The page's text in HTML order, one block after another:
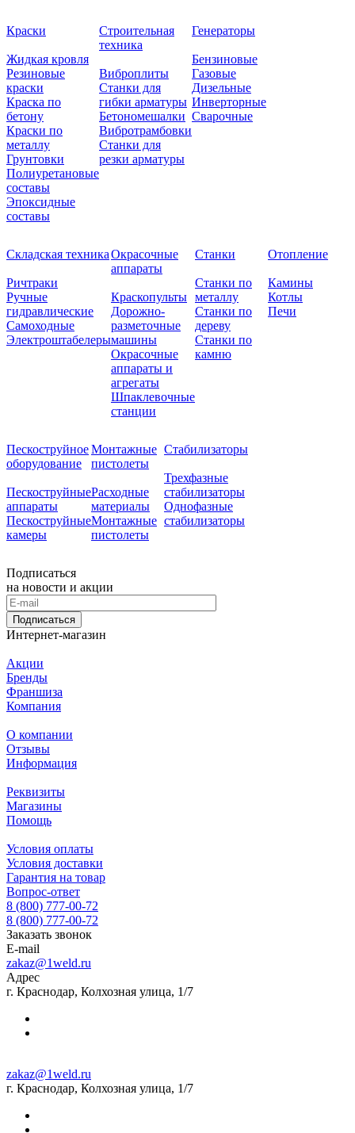
Краски
Жидкая кровля
Резиновые
краски
Краска по
бетону
Краски по
металлу
Грунтовки
Полиуретановые
составы
Эпоксидные
составы
Строительная
техника
Виброплиты
Станки для
гибки арматуры
Бетономешалки
Вибротрамбовки
Станки для
резки арматуры
Генераторы
Бензиновые
Газовые
Дизельные
Инверторные
Сварочные
Складская техника
Ричтраки
Ручные
гидравлические
Самоходные
Электроштабелеры
Окрасочные
аппараты
Краскопульты
Дорожно-
разметочные
машины
Окрасочные
аппараты и
агрегаты
Шпаклевочные
станции
Станки
Станки по
металлу
Станки по
дереву
Станки по
камню
Отопление
Камины
Котлы
Печи
Пескоструйное
оборудование
Пескоструйные
аппараты
Пескоструйные
камеры
Монтажные
пистолеты
Расходные
материалы
Монтажные
пистолеты
Стабилизаторы
Трехфазные
стабилизаторы
Однофазные
стабилизаторы
Подписаться
на новости и акции
Подписаться
Интернет-магазин
Акции
Бренды
Франшиза
Компания
О компании
Отзывы
Информация
Реквизиты
Магазины
Помощь
Условия оплаты
Условия доставки
Гарантия на товар
Вопрос-ответ
8 (800) 777-00-72
8 (800) 777-00-72
Заказать звонок
E-mail
zakaz@1weld.ru
Адрес
г. Краснодар, Колхозная улица, 1/7
zakaz@1weld.ru
г. Краснодар, Колхозная улица, 1/7